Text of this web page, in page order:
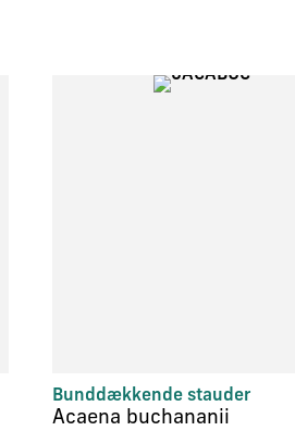
Bunddækkende stauder
Acaena buchananii